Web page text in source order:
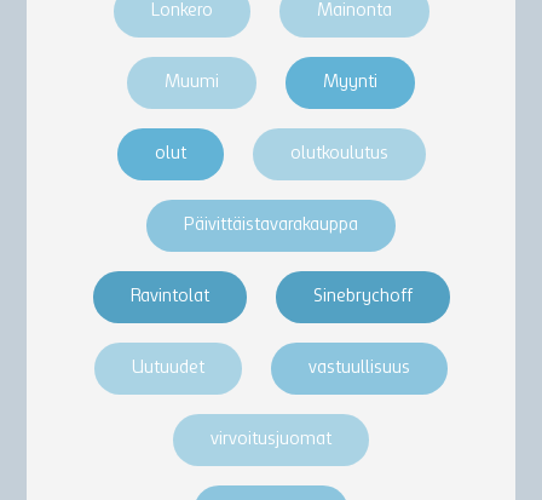
Lonkero Mainonta
Muumi Myynti
olut olutkoulutus
Päivittäistavarakauppa
Ravintolat Sinebrychoff
Uutuudet vastuullisuus
virvoitusjuomat